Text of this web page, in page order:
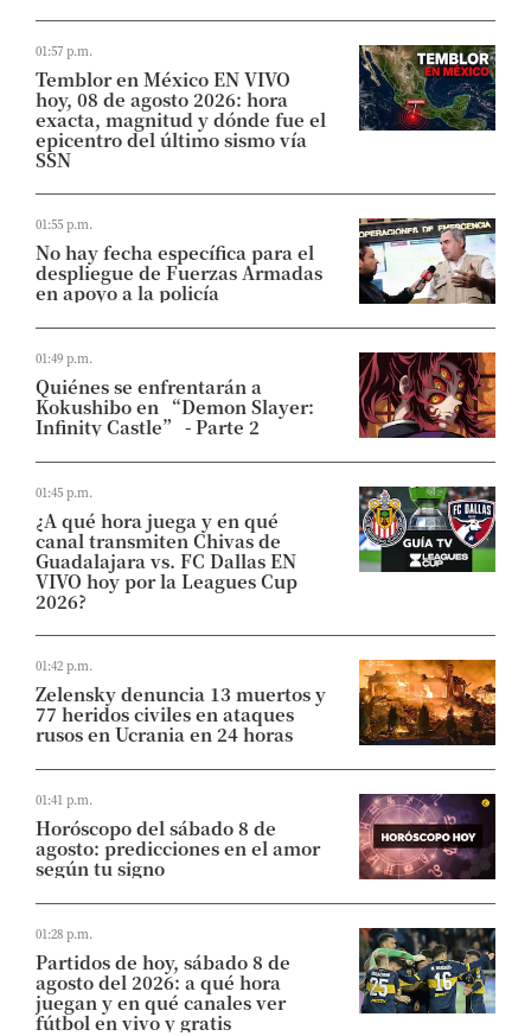
01:57 p.m.
Temblor en México EN VIVO
hoy, 08 de agosto 2026: hora
exacta, magnitud y dónde fue el
epicentro del último sismo vía
SSN
01:55 p.m.
No hay fecha específica para el
despliegue de Fuerzas Armadas
en apoyo a la policía
01:49 p.m.
Quiénes se enfrentarán a
Kokushibo en “Demon Slayer:
Infinity Castle” - Parte 2
01:45 p.m.
¿A qué hora juega y en qué
canal transmiten Chivas de
Guadalajara vs. FC Dallas EN
VIVO hoy por la Leagues Cup
2026?
01:42 p.m.
Zelensky denuncia 13 muertos y
77 heridos civiles en ataques
rusos en Ucrania en 24 horas
01:41 p.m.
Horóscopo del sábado 8 de
agosto: predicciones en el amor
según tu signo
01:28 p.m.
Partidos de hoy, sábado 8 de
agosto del 2026: a qué hora
juegan y en qué canales ver
fútbol en vivo y gratis